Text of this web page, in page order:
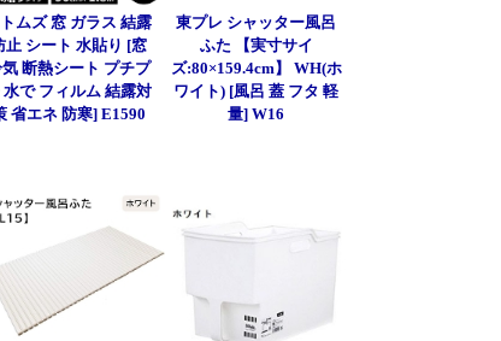
ムズ 窓 ガラス 結露
止 シート 水貼り [窓
断熱シート プチプ
水で フィルム 結露対
省エネ 防寒] E1590
東プレ シャッター風呂
ふた 【実寸サイ
ズ:80×159.4cm】 WH(ホ
ワイト) [風呂 蓋 フタ 軽
量] W16